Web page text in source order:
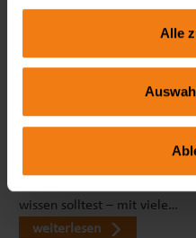
Alle
wissen solltest – mit viele…
weiterlesen